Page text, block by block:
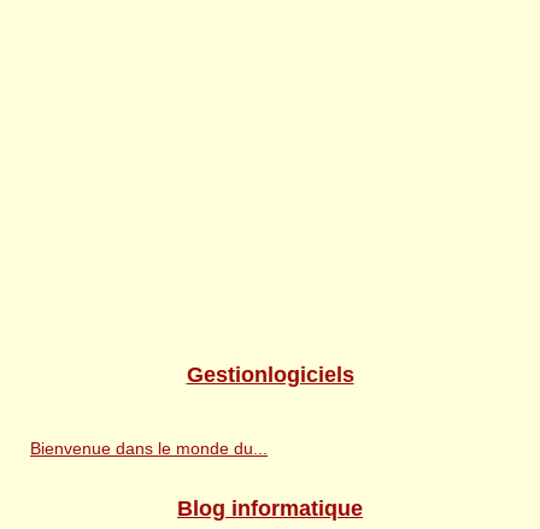
Gestionlogiciels
Bienvenue dans le monde du...
Blog informatique